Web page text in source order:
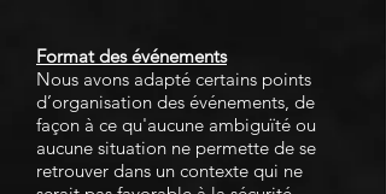
Format des événements
Nous avons adapté certains points
d’organisation des événements, de
façon à ce qu'aucune ambiguïté ou
aucune situation ne permette de se
retrouver dans un contexte qui ne